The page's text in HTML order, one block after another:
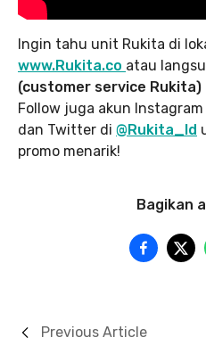
Ingin tahu unit Rukita di
www.Rukita.co atau
(customer service Rukita)
Follow juga akun
dan Twitter di @Rukita_Id
promo menarik!
Bagikan
Previous Article